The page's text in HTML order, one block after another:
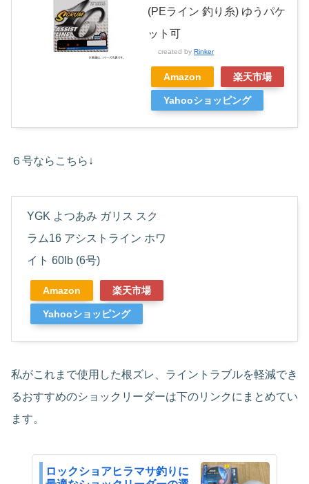
(PEライン 釣り糸) ゆうパケ
ット可
created by Rinker
Amazon 楽天市場
Yahooショッピング
６号ならこちら↓
YGK よつあみ ガリス スク
ラム16 アシストライン ホワ
イト 60lb (6号)
Amazon 楽天市場
Yahooショッピング
私がこれまで使用した根ズレ、ライントラブルを軽減でき
るおすすめのショックリーダーは下のリンクにまとめてい
ます。
ロックショアヒラマサ釣りに